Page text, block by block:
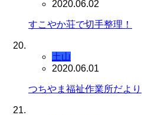
2020.06.02
すこやか荘で切手整理！
土山
2020.06.01
つちやま福祉作業所だより